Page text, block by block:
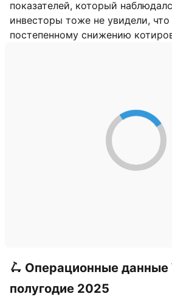
показателей, который
инвесторы тоже не увидели, что
постепенному снижению
🛴 Операционные данные
полугодие 2025